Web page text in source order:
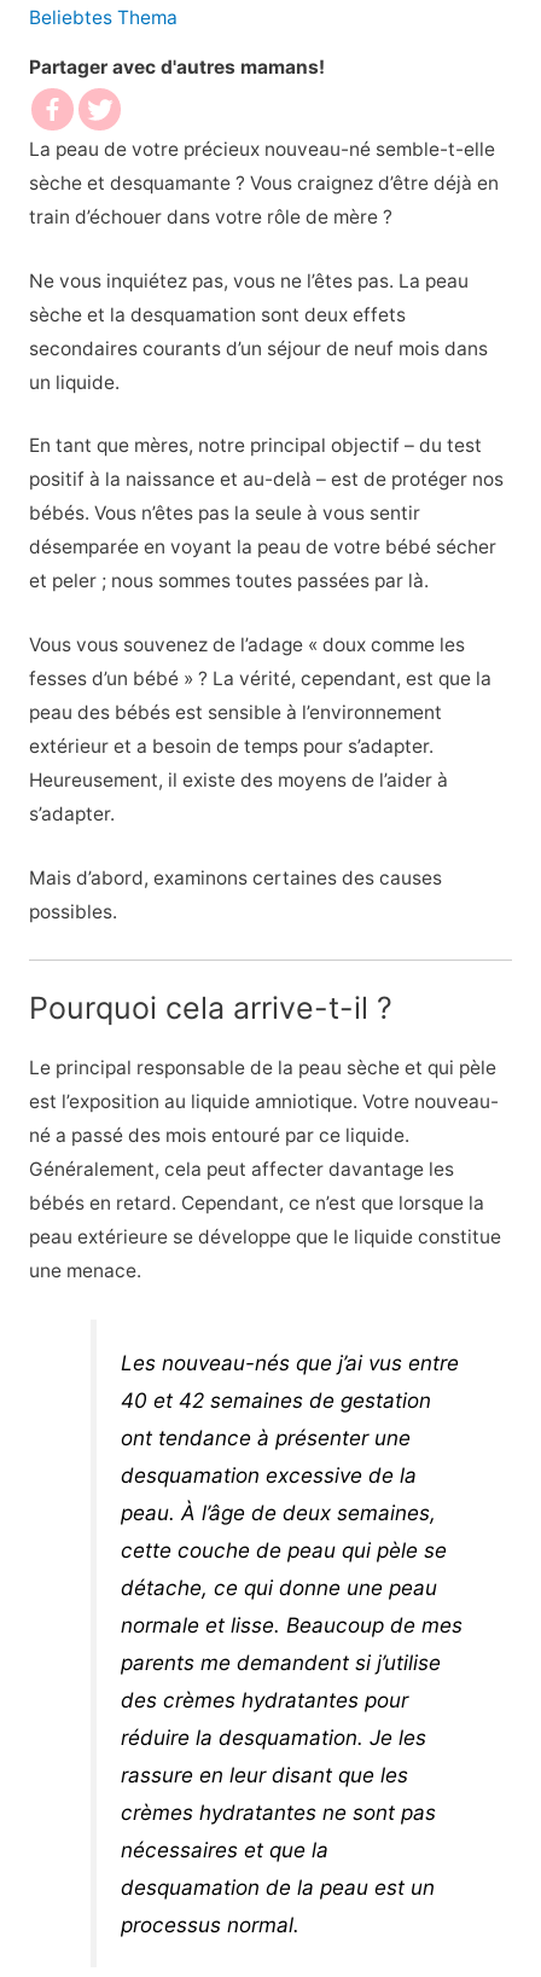
Beliebtes Thema
Partager avec d'autres mamans!
La peau de votre précieux nouveau-né semble-t-elle
sèche et desquamante ? Vous craignez d’être déjà en
train d’échouer dans votre rôle de mère ?
Ne vous inquiétez pas, vous ne l’êtes pas. La peau
sèche et la desquamation sont deux effets
secondaires courants d’un séjour de neuf mois dans
un liquide.
En tant que mères, notre principal objectif – du test
positif à la naissance et au-delà – est de protéger nos
bébés. Vous n’êtes pas la seule à vous sentir
désemparée en voyant la peau de votre bébé sécher
et peler ; nous sommes toutes passées par là.
Vous vous souvenez de l’adage « doux comme les
fesses d’un bébé » ? La vérité, cependant, est que la
peau des bébés est sensible à l’environnement
extérieur et a besoin de temps pour s’adapter.
Heureusement, il existe des moyens de l’aider à
s’adapter.
Mais d’abord, examinons certaines des causes
possibles.
Pourquoi cela arrive-t-il ?
Le principal responsable de la peau sèche et qui pèle
est l’exposition au liquide amniotique. Votre nouveau-
né a passé des mois entouré par ce liquide.
Généralement, cela peut affecter davantage les
bébés en retard. Cependant, ce n’est que lorsque la
peau extérieure se développe que le liquide constitue
une menace.
Les nouveau-nés que j’ai vus entre
40 et 42 semaines de gestation
ont tendance à présenter une
desquamation excessive de la
peau. À l’âge de deux semaines,
cette couche de peau qui pèle se
détache, ce qui donne une peau
normale et lisse. Beaucoup de mes
parents me demandent si j’utilise
des crèmes hydratantes pour
réduire la desquamation. Je les
rassure en leur disant que les
crèmes hydratantes ne sont pas
nécessaires et que la
desquamation de la peau est un
processus normal.